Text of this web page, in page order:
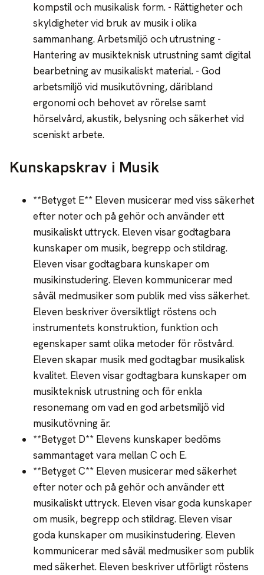
kompstil och musikalisk form. - Rättigheter och
skyldigheter vid bruk av musik i olika
sammanhang. Arbetsmiljö och utrustning -
Hantering av musikteknisk utrustning samt digital
bearbetning av musikaliskt material. - God
arbetsmiljö vid musikutövning, däribland
ergonomi och behovet av rörelse samt
hörselvård, akustik, belysning och säkerhet vid
sceniskt arbete.
Kunskapskrav i Musik
**Betyget E** Eleven musicerar med viss säkerhet
efter noter och på gehör och använder ett
musikaliskt uttryck. Eleven visar godtagbara
kunskaper om musik, begrepp och stildrag.
Eleven visar godtagbara kunskaper om
musikinstudering. Eleven kommunicerar med
såväl medmusiker som publik med viss säkerhet.
Eleven beskriver översiktligt röstens och
instrumentets konstruktion, funktion och
egenskaper samt olika metoder för röstvård.
Eleven skapar musik med godtagbar musikalisk
kvalitet. Eleven visar godtagbara kunskaper om
musikteknisk utrustning och för enkla
resonemang om vad en god arbetsmiljö vid
musikutövning är.
**Betyget D** Elevens kunskaper bedöms
sammantaget vara mellan C och E.
**Betyget C** Eleven musicerar med säkerhet
efter noter och på gehör och använder ett
musikaliskt uttryck. Eleven visar goda kunskaper
om musik, begrepp och stildrag. Eleven visar
goda kunskaper om musikinstudering. Eleven
kommunicerar med såväl medmusiker som publik
med säkerhet. Eleven beskriver utförligt röstens